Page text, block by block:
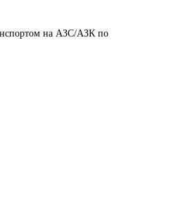
на АЗС/АЗК по